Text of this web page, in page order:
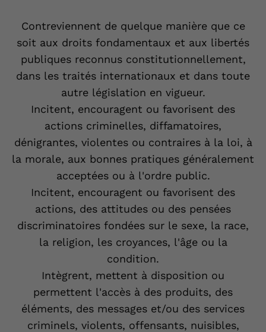
Contreviennent de quelque manière que ce
soit aux droits fondamentaux et aux libertés
publiques reconnus constitutionnellement,
dans les traités internationaux et dans toute
autre législation en vigueur.
Incitent, encouragent ou favorisent des
actions criminelles, diffamatoires,
dénigrantes, violentes ou contraires à la loi, à
la morale, aux bonnes pratiques généralement
acceptées ou à l'ordre public.
Incitent, encouragent ou favorisent des
actions, des attitudes ou des pensées
discriminatoires fondées sur le sexe, la race,
la religion, les croyances, l'âge ou la
condition.
Intègrent, mettent à disposition ou
permettent l'accès à des produits, des
éléments, des messages et/ou des services
criminels, violents, offensants, nuisibles,